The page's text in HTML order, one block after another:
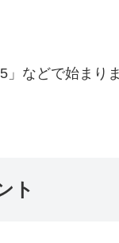
などで始まり
ト